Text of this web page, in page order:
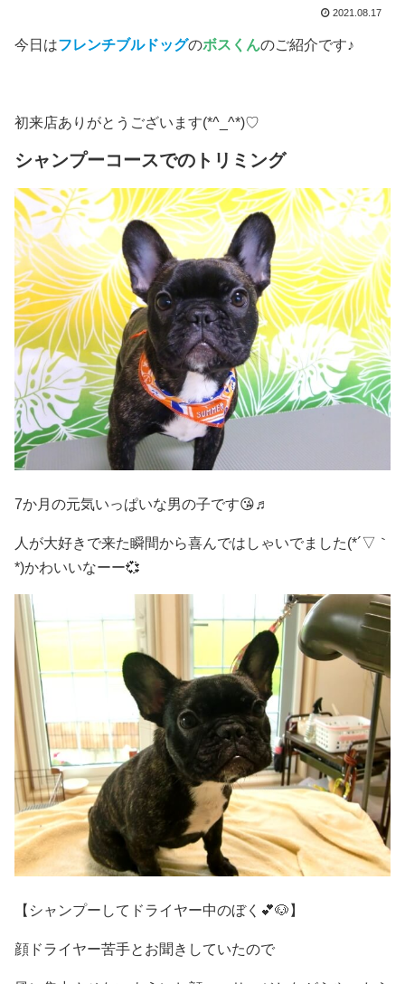
2021.08.17
今日はフレンチブルドッグのボスくんのご紹介です♪
初来店ありがとうございます(*^_^*)♡
シャンプーコースでのトリミング
7か月の元気いっぱいな男の子です😘♬
人が大好きで来た瞬間から喜んではしゃいでました(*´▽｀
*)かわいいなーー💞
【シャンプーしてドライヤー中のぼく💕🐶】
顔ドライヤー苦手とお聞きしていたので